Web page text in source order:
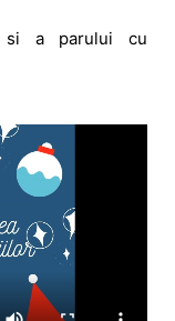
si a parului cu